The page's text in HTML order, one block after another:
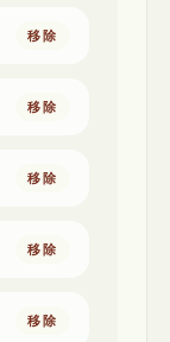
移除
移除
移除
移除
移除